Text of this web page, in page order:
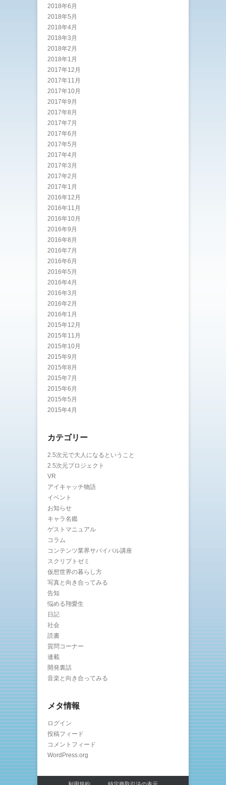
2018年6月
2018年5月
2018年4月
2018年3月
2018年2月
2018年1月
2017年12月
2017年11月
2017年10月
2017年9月
2017年8月
2017年7月
2017年6月
2017年5月
2017年4月
2017年3月
2017年2月
2017年1月
2016年12月
2016年11月
2016年10月
2016年9月
2016年8月
2016年7月
2016年6月
2016年5月
2016年4月
2016年3月
2016年2月
2016年1月
2015年12月
2015年11月
2015年10月
2015年9月
2015年8月
2015年7月
2015年6月
2015年5月
2015年4月
カテゴリー
2.5次元で大人になるということ
2.5次元プロジェクト
VR
アイキャッチ物語
イベント
お知らせ
キャラ名鑑
ゲストマニュアル
コラム
コンテンツ業界サバイバル講座
スクリプトゼミ
仮想世界の暮らし方
写真と向き合ってみる
告知
悩める翔愛生
日記
社会
読書
質問コーナー
連載
開発裏話
音楽と向き合ってみる
メタ情報
ログイン
投稿フィード
コメントフィード
WordPress.org